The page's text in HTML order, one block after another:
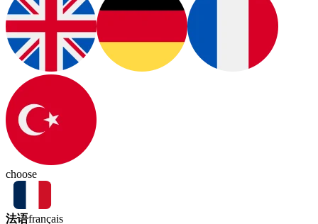
choose
法语français